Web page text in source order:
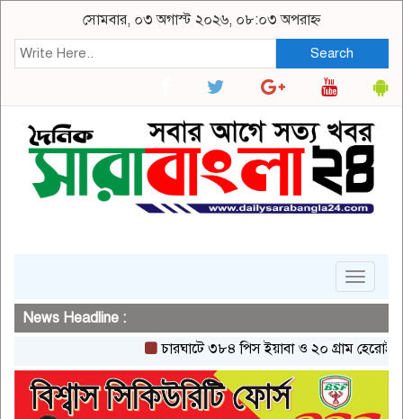
সোমবার, ০৩ অগাস্ট ২০২৬, ০৮:০৩ অপরাহ্ন
Search
Toggle
News Headline :
চারঘাটে ৩৮৪ পিস ইয়াবা ও ২০ গ্রাম হেরোইনসহ